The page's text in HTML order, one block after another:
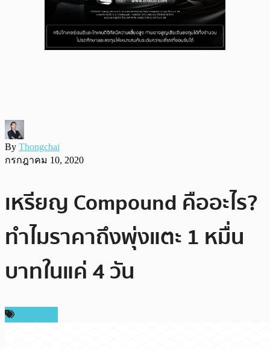
By Thongchai
กรกฎาคม 10, 2020
เหรียญ Compound คืออะไร?
ทำไมราคาถึงพุ่งแตะ 1 หมื่น
บาทในแค่ 4 วัน